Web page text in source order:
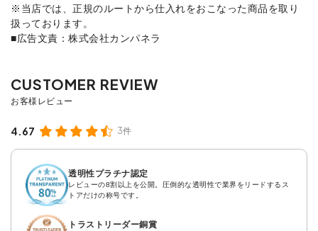
※当店では、正規のルートから仕入れをおこなった商品を取り
扱っております。
■広告文責：株式会社カンパネラ
4.67 3件
透明性プラチナ認定
レビューの8割以上を公開。圧倒的な透明性で業界をリードするス
トアだけの称号です。
トラストリーダー銅賞